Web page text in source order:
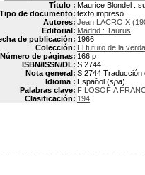
Título : Maurice Blondel :
Tipo de documento: texto impreso
Autores: Jean LACROIX
Editorial: Madrid : Taurus
de publicación: 1966
Colección: El futuro de la
Número de páginas: 166 p
ISBN/ISSN/DL: S 2744
Nota general: S 2744 Traducción
Idioma : Español (spa)
Palabras clave: FILOSOFIA
Clasificación: 194